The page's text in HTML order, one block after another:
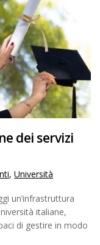
dei servizi
, Università
un’infrastruttura
italiane,
di gestire in modo